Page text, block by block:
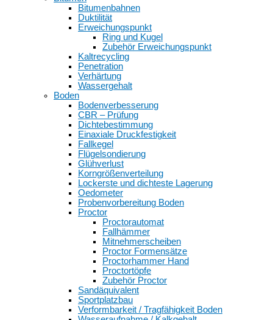
Bitumenbahnen
Duktilität
Erweichungspunkt
Ring und Kugel
Zubehör Erweichungspunkt
Kaltrecycling
Penetration
Verhärtung
Wassergehalt
Boden
Bodenverbesserung
CBR – Prüfung
Dichtebestimmung
Einaxiale Druckfestigkeit
Fallkegel
Flügelsondierung
Glühverlust
Korngrößenverteilung
Lockerste und dichteste Lagerung
Oedometer
Probenvorbereitung Boden
Proctor
Proctorautomat
Fallhämmer
Mitnehmerscheiben
Proctor Formensätze
Proctorhammer Hand
Proctortöpfe
Zubehör Proctor
Sandäquivalent
Sportplatzbau
Verformbarkeit / Tragfähigkeit Boden